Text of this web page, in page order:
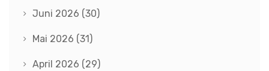
Juni 2026 (30)
Mai 2026 (31)
April 2026 (29)